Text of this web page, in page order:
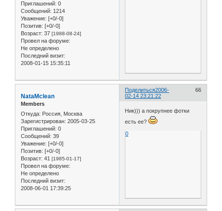
Приглашений: 0
Сообщений: 1214
Уважение: [+0/-0]
Позитив: [+0/-0]
Возраст: 37 [1988-08-24]
Провел на форуме:
Не определено
Последний визит:
2008-01-15 15:35:11
Поделиться 66
2006-
02-14 23:21:22
NataMclean
Members
Откуда: Россия, Москва
Зарегистрирован: 2005-03-25
Приглашений: 0
Сообщений: 39
Уважение: [+0/-0]
Позитив: [+0/-0]
Возраст: 41 [1985-01-17]
Провел на форуме:
Не определено
Последний визит:
2008-06-01 17:39:25
Ник))) а покрупнее фотки
есть ее?
0